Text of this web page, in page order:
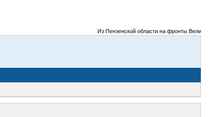
Из Пензенской области на фронты Великой